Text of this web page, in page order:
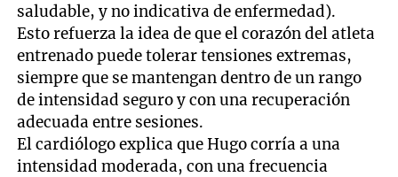
saludable, y no indicativa de enfermedad).
Esto refuerza la idea de que el corazón del atleta
entrenado puede tolerar tensiones extremas,
siempre que se mantengan dentro de un rango
de intensidad seguro y con una recuperación
adecuada entre sesiones.
El cardiólogo explica que Hugo corría a una
intensidad moderada, con una frecuencia